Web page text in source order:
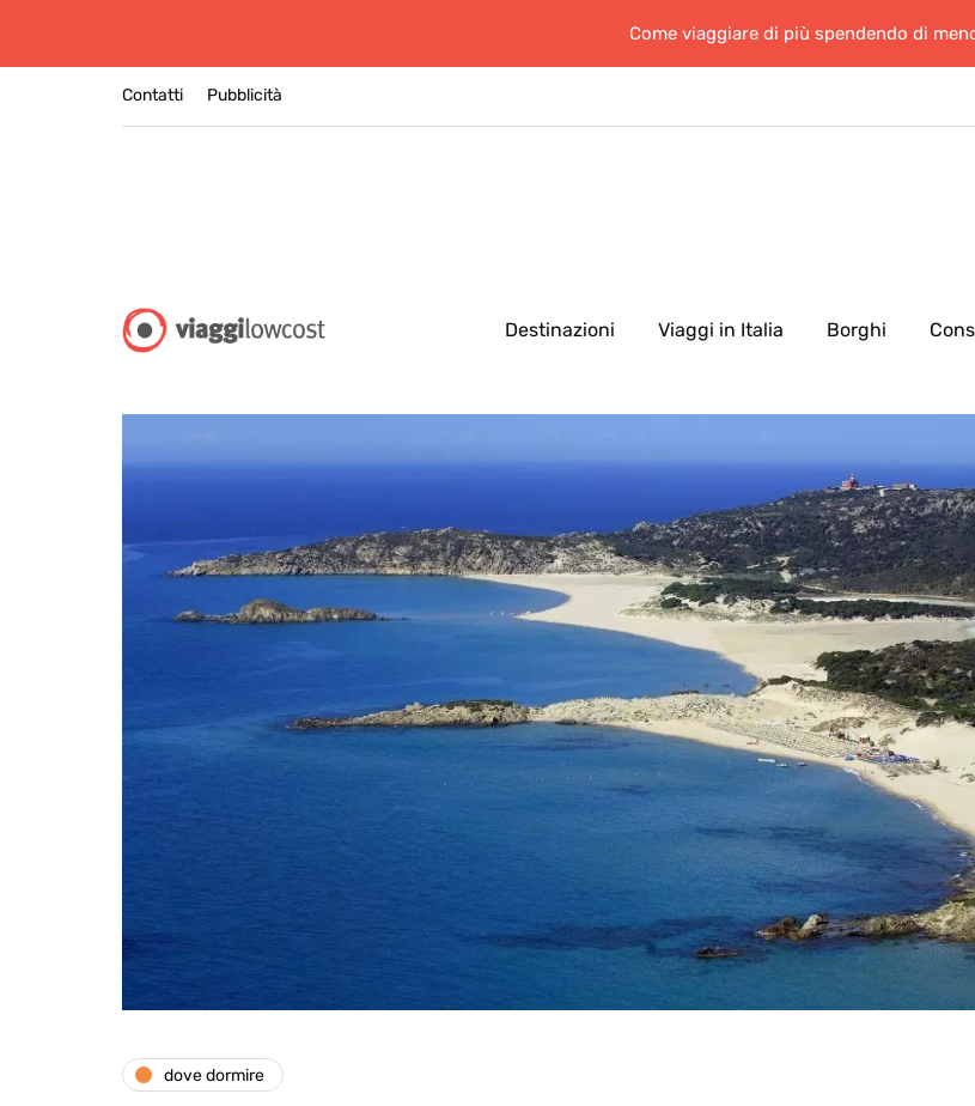
Come viaggiare di più spendendo di
Contatti Pubblicità
Destinazioni Viaggi in Italia Borghi
dove dormire